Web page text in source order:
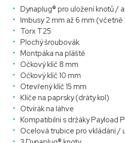
Dynaplug® pro uložení knotů /
Imbusy 2 mm až 6 mm (včetně
Torx T25
Plochý šroubovák
Montpáka na pláště
Očkový klíč 8 mm
Očkový klíč 10 mm
Otevřený klíč 15 mm
Klíče na paprsky (dráty kol)
Otvírák na láhve
Kompatibilní s držáky Payload
Ocelová trubice pro vkládání /